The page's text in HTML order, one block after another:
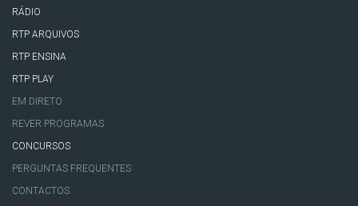
RÁDIO
RTP ARQUIVOS
RTP ENSINA
RTP PLAY
EM DIRETO
REVER PROGRAMAS
CONCURSOS
PERGUNTAS FREQUENTES
CONTACTOS